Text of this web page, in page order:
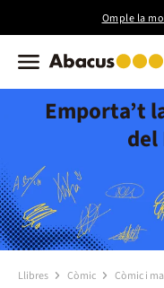
Omple la
Emporta’t
del
Llibres Còmic Còmic i